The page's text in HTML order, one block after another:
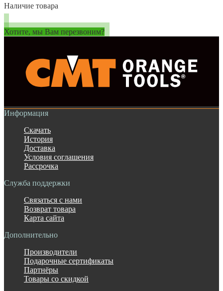
Наличие товара
Хотите, мы Вам перезвоним?
Информация
Скачать
История
Доставка
Условия соглашения
Рассрочка
Служба поддержки
Связаться с нами
Возврат товара
Карта сайта
Дополнительно
Производители
Подарочные сертификаты
Партнёры
Товары со скидкой